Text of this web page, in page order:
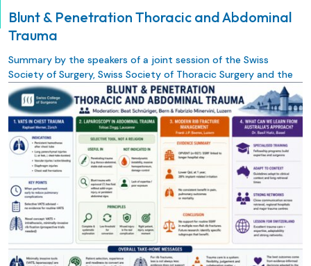
Blunt & Penetration Thoracic and Abdominal
Trauma
Summary by the speakers of a joint session of the Swiss
Society of Surgery, Swiss Society of Thoracic Surgery and the
Swiss Trauma Society at the SWISS COLLEGE OF SURGEONS
ANNUAL MEETING 2026, 10 – 12 JUNE 2026, KKL Luzern